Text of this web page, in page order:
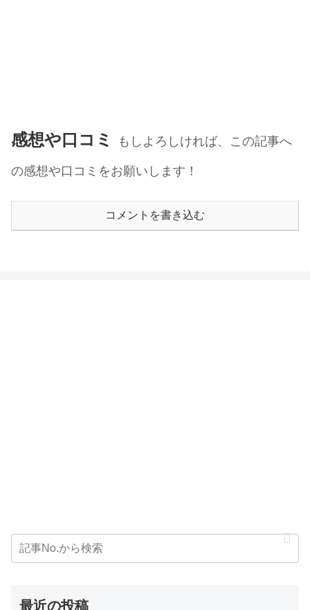
感想や口コミ
もしよろしければ、この記事へ
の感想や口コミをお願いします！
コメントを書き込む
最近の投稿